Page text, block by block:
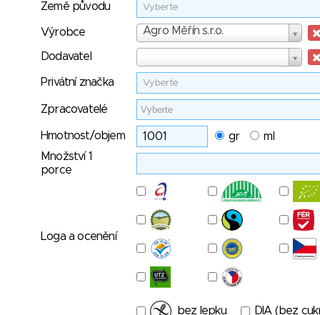
Země původu Vyberte
Výrobce Agro Měřín s.r.o.
Výrobce
Dodavatel
Privátní značka Vyberte
Zpracovatelé
Hmotnost/objem gr
ml
Množství 1
porce
Loga a ocenění
bez lepku DIA (bez